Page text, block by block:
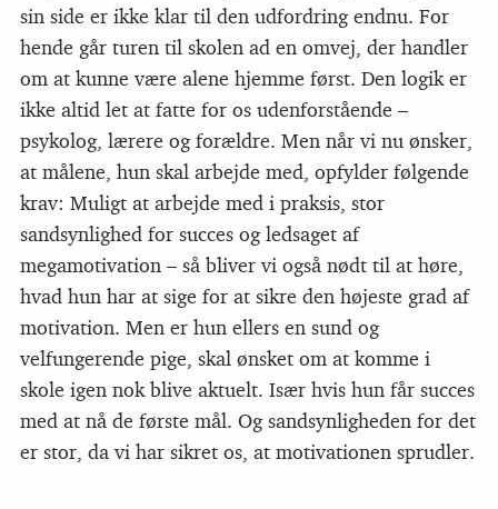
sin side er ikke klar til den udfordring endnu. For
hende går turen til skolen ad en omvej, der handler
om at kunne være alene hjemme først. Den logik er
ikke altid let at fatte for os udenforstående –
psykolog, lærere og forældre. Men når vi nu ønsker,
at målene, hun skal arbejde med, opfylder følgende
krav: Muligt at arbejde med i praksis, stor
sandsynlighed for succes og ledsaget af
megamotivation – så bliver vi også nødt til at høre,
hvad hun har at sige for at sikre den højeste grad af
motivation. Men er hun ellers en sund og
velfungerende pige, skal ønsket om at komme i
skole igen nok blive aktuelt. Især hvis hun får succes
med at nå de første mål. Og sandsynligheden for det
er stor, da vi har sikret os, at motivationen sprudler.